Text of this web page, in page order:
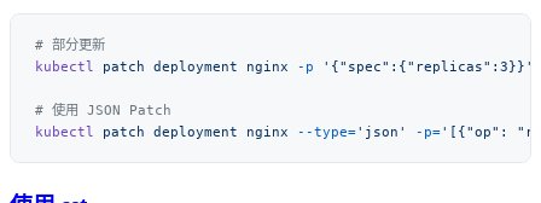
kubectl patch deployment nginx -p
kubectl patch deployment nginx --type='json' -p=